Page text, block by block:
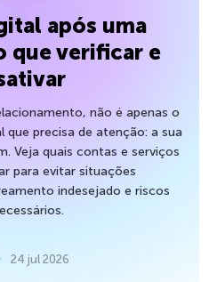
após uma
que verificar e
não é apenas o
precisa de atenção: a sua
Veja quais contas e serviços
para evitar situações
indesejado e riscos
24 jul 2026